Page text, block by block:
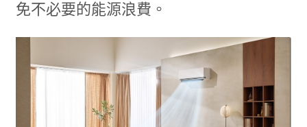
免不必要的能源浪費。